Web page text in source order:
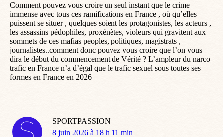
Comment pouvez vous croire un seul instant que le crime
immense avec tous ces ramifications en France , où qu’elles
puissent se situer , quelques soient les protagonistes, les acteurs ,
les assassins pédophiles, proxénètes, violeurs qui gravitent aux
sommets de ces mafias peoples, politiques, magistrats ,
journalistes..comment donc pouvez vous croire que l’on vous
dira le début du commencement de Vérité ? L’ampleur du narco
trafic en France n’a d’égal que le trafic sexuel sous toutes ses
formes en France en 2026
SPORTPASSION
dit
8 juin 2026 à 18 h 11 min